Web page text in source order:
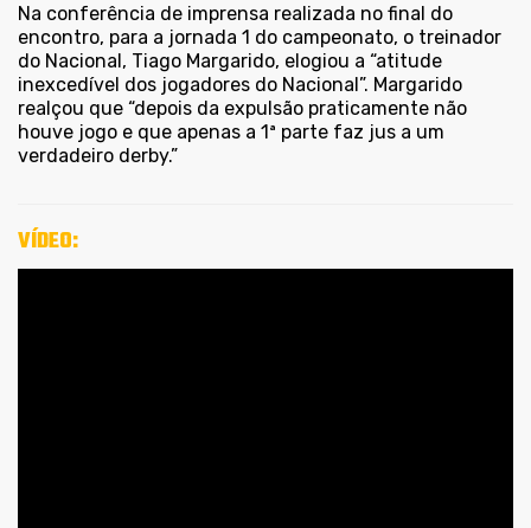
Na conferência de imprensa realizada no final do
encontro, para a jornada 1 do campeonato, o treinador
do Nacional, Tiago Margarido, elogiou a “atitude
inexcedível dos jogadores do Nacional”. Margarido
realçou que “depois da expulsão praticamente não
houve jogo e que apenas a 1ª parte faz jus a um
verdadeiro derby.”
VÍDEO: